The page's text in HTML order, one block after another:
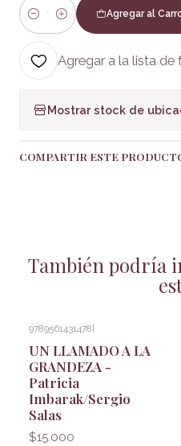
Cantidad
Agregar al
Agregar a la lista de
Mostrar stock de
COMPARTIR ESTE
También podría
9789561431478
UN LLAMADO A LA
GRANDEZA -
Patricia
Imbarak/Sergio
Salas
$15.000